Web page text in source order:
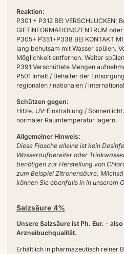
Reaktion:
P301 + P312 BEI VERSCHLUCKEN:
GIFTINFORMATIONSZENTRUM
P305+ P351+P338 BEI KONTAKT
lang behutsam mit Wasser spülen.
Möglichkeit entfernen. Weiter
P391 Verschüttete Mengen
P501 Inhalt / Behälter der
regionalen / nationalen /
Schützen gegen:
Hitze. UV-Einstrahlung /
normaler Raumtemperatur lagern.
Allgemeiner Hinweis:
Diese Flasche alleine ist kein
Wasseraufbereiter oder
benötigen zur Herstellung von
zum Beispiel Zitronensäure,
können Sie ebenfalls in in unserem
Salzsäure 4%
Unsere Salzsäure ist Ph. Eur. -
Arzneibuchqualität.
Erhältlich in pharmazeutisch reiner